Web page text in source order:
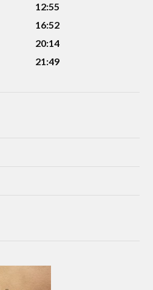
12:55
16:52
20:14
21:49